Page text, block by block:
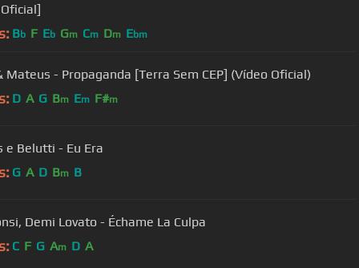
Bb F Eb Gm Cm Dm Ebm
Mateus - Propaganda [Terra Sem CEP] (Vídeo Oficial)
D A G Bm Em F#m
e Belutti - Eu Era
G A D Bm B
Demi Lovato - Échame La Culpa
C F G Am D A